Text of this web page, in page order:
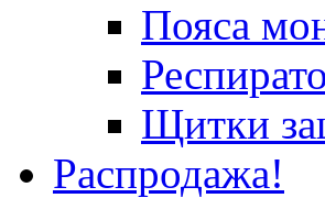
Пояса
Щитки
Распродажа!